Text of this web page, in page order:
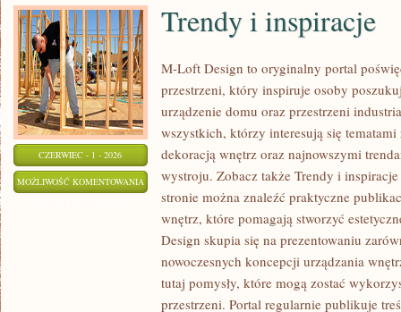
CZERWIEC - 1 - 2026
MOŻLIWOŚĆ KOMENTOWANIA TRENDY
INSPIRACJE
Trendy i inspiracje
M-Loft Design to oryginalny portal
przestrzeni, który inspiruje osoby
urządzenie domu oraz przestrzeni
wszystkich, którzy interesują się
dekoracją wnętrz oraz najnowszymi
wystroju. Zobacz także Trendy i
stronie można znaleźć praktyczne
wnętrz, które pomagają stworzyć
Design skupia się na prezentowaniu
nowoczesnych koncepcji urządzania
tutaj pomysły, które mogą zostać
przestrzeni. Portal regularnie publikuje